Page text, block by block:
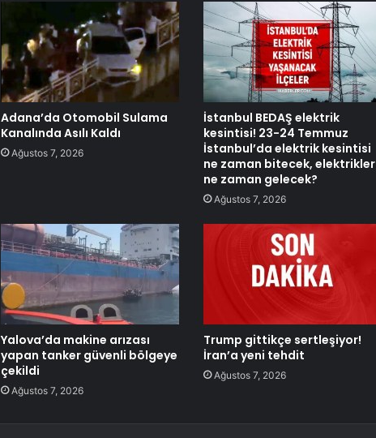
Adana’da Otomobil Sulama
Kanalında Asılı Kaldı
Ağustos 7, 2026
İstanbul BEDAŞ elektrik
kesintisi! 23-24 Temmuz
İstanbul’da elektrik kesintisi
ne zaman bitecek, elektrikler
ne zaman gelecek?
Ağustos 7, 2026
Yalova’da makine arızası
yapan tanker güvenli bölgeye
çekildi
Ağustos 7, 2026
Trump gittikçe sertleşiyor!
İran’a yeni tehdit
Ağustos 7, 2026